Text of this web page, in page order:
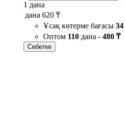
1 дана
дана 620 ₸
Ұсақ көтерме бағасы 34
Оптом 110 дана - 480 ₸
Себетке